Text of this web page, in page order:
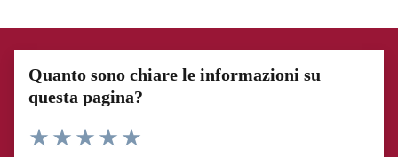
Quanto sono chiare le informazioni su
questa pagina?